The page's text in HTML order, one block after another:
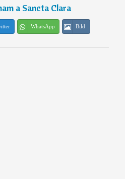
a Sancta Clara
WhatsApp Bild